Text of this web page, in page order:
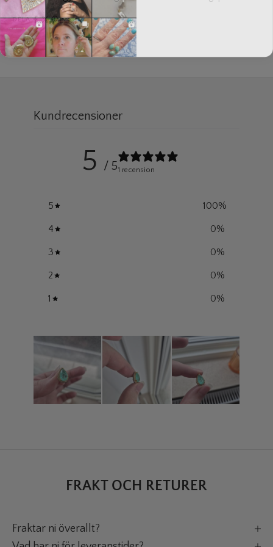
DELA
Kundrecensioner
5 / 51 recension
5 100%
4 0%
3 0%
2 0%
1 0%
FRAKT OCH RETURER
Fraktar ni överallt?